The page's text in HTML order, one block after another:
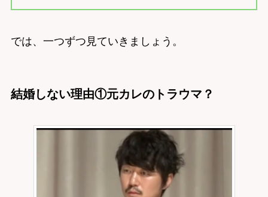
では、一つずつ見ていきましょう。
結婚しない理由①元カレのトラウマ？